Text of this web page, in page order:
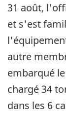
31 août,
et s'est
autre
embarqué
chargé 34
dans les 6